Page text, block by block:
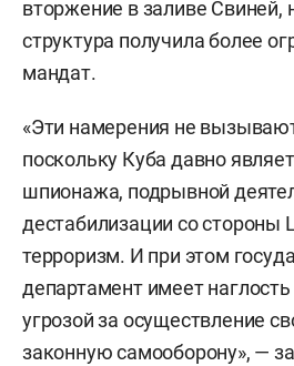
вторжение в заливе
структура получила более
мандат.
«Эти намерения не
поскольку Куба давно
шпионажа, подрывной
дестабилизации со стороны
терроризм. И при этом
департамент имеет
угрозой за осуществление
законную самооборону», —